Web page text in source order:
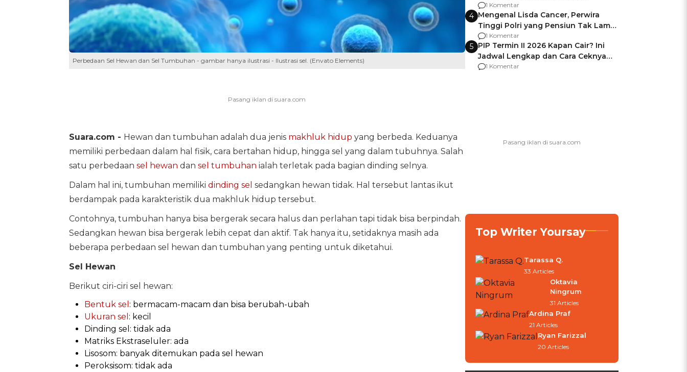
Perbedaan Sel Hewan dan Sel Tumbuhan - gambar hanya ilustrasi - Ilustrasi sel. (Envato Elements)
Suara.com - Hewan dan tumbuhan adalah dua jenis makhluk hidup yang berbeda. Keduanya
memiliki perbedaan dalam hal fisik, cara bertahan hidup, hingga sel yang dalam tubuhnya. Salah
satu perbedaan sel hewan dan sel tumbuhan ialah terletak pada bagian dinding selnya.
Dalam hal ini, tumbuhan memiliki dinding sel sedangkan hewan tidak. Hal tersebut lantas ikut
berdampak pada karakteristik dua makhluk hidup tersebut.
Contohnya, tumbuhan hanya bisa bergerak secara halus dan perlahan tapi tidak bisa berpindah.
Sedangkan hewan bisa bergerak lebih cepat dan aktif. Tak hanya itu, setidaknya masih ada
beberapa perbedaan sel hewan dan tumbuhan yang penting untuk diketahui.
Sel Hewan
Berikut ciri-ciri sel hewan:
Bentuk sel : bermacam-macam dan bisa berubah-ubah
Ukuran sel : kecil
Dinding sel: tidak ada
Matriks Ekstraseluler: ada
Lisosom: banyak ditemukan pada sel hewan
Peroksisom: tidak ada
Berencana Pakai Jimat di Pakansari
1 Komentar
4 Mengenal Lisda Cancer, Perwira
Tinggi Polri yang Pensiun Tak Lama
Usai Jadi Brigjen
1 Komentar
5 PIP Termin II 2026 Kapan Cair? Ini
Jadwal Lengkap dan Cara Ceknya
agar Dana Tidak Hangus!
1 Komentar
Top Writer Yoursay
Tarassa Q.
33 Articles
Oktavia
Ningrum
31 Articles
Ardina Praf
21 Articles
Ryan Farizzal
20 Articles